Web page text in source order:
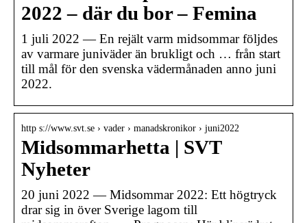
2022 – där du bor – Femina
1 juli 2022 — En rejält varm midsommar följdes
av varmare juniväder än brukligt och … från start
till mål för den svenska vädermånaden anno juni
2022.
http s://www.svt.se › vader › manadskronikor › juni2022
Midsommarhetta | SVT
Nyheter
20 juni 2022 — Midsommar 2022: Ett högtryck
drar sig in över Sverige lagom till